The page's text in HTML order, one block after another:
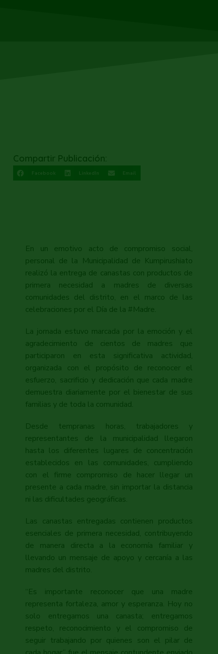
Compartir Publicación:
Facebook LinkedIn Email
En un emotivo acto de compromiso social,
personal de la Municipalidad de Kumpirushiato
realizó la entrega de canastas con productos de
primera necesidad a madres de diversas
comunidades del distrito, en el marco de las
celebraciones por el Día de la #Madre.
La jornada estuvo marcada por la emoción y el
agradecimiento de cientos de madres que
participaron en esta significativa actividad,
organizada con el propósito de reconocer el
esfuerzo, sacrificio y dedicación que cada madre
demuestra diariamente por el bienestar de sus
familias y de toda la comunidad.
Desde tempranas horas, trabajadores y
representantes de la municipalidad llegaron
hasta los diferentes lugares de concentración
establecidos en las comunidades, cumpliendo
con el firme compromiso de hacer llegar un
presente a cada madre, sin importar la distancia
ni las dificultades geográficas.
Las canastas entregadas contienen productos
esenciales de primera necesidad, contribuyendo
de manera directa a la economía familiar y
llevando un mensaje de apoyo y cercanía a las
madres del distrito.
“Es importante reconocer que una madre
representa fortaleza, amor y esperanza. Hoy no
solo entregamos una canasta; entregamos
respeto, reconocimiento y el compromiso de
seguir trabajando por quienes son el pilar de